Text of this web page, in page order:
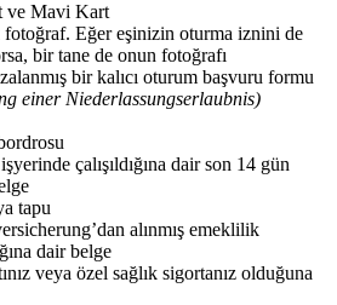
ve Mavi Kart
Eğer eşinizin oturma iznini de
bir tane de onun fotoğrafı
bir kalıcı oturum başvuru formu
einer Niederlassungserlaubnis)
çalışıldığına dair son 14 gün
tapu
alınmış emeklilik
dair belge
veya özel sağlık sigortanız olduğuna